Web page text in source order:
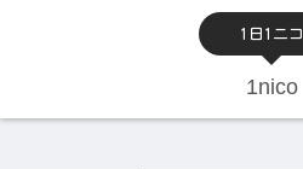
1日1ニコ
1nico